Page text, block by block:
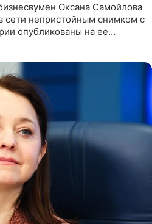
Оксана Самойлова
сети непристойным снимком с
опубликованы на ее